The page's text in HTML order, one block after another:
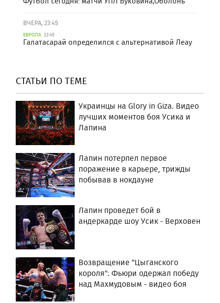
ВЧЕРА, 23:45
ЕВРОПА 23:45
Галатасарай определился с альтернативой Леау
СТАТЬИ ПО ТЕМЕ
Украинцы на Glory in Giza. Видео
лучших моментов боя Усика и
Лапина
Лапин потерпел первое
поражение в карьере, трижды
побывав в нокдауне
Лапин проведет бой в
андеркарде шоу Усик - Верховен
Возвращение "Цыганского
короля": Фьюри одержал победу
над Махмудовым - видео боя